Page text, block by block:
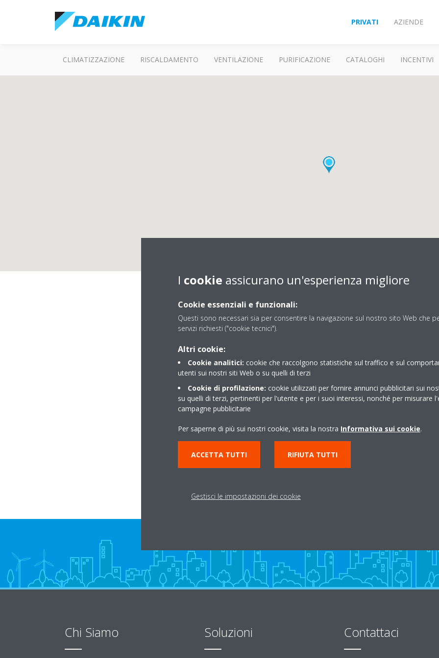
PRIVATI AZIENDE
CLIMATIZZAZIONE RISCALDAMENTO VENTILAZIONE PURIFICAZIONE CATALOGHI INCENTIVI
CLIMANET SMART CLIMA
via Pietro Orseolo 12 12
20144 Milano
Chi Siamo Soluzioni Contattaci
I cookie assicurano un'esperienza migliore
Cookie essenziali e funzionali:
Questi sono necessari sia per consentire la navigazione sul nostro sito Web che
servizi richiesti ("cookie tecnici").
Altri cookie:
Cookie analitici: cookie che raccolgono statistiche sul traffico e sul
utenti sui nostri siti Web o su quelli di terzi
Cookie di profilazione: cookie utilizzati per fornire annunci pubblicitari sui
su quelli di terzi, pertinenti per l'utente e per i suoi interessi, nonché per misurare
campagne pubblicitarie
Per saperne di più sui nostri cookie, visita la nostra Informativa sui cookie.
ACCETTA TUTTI RIFIUTA TUTTI
Gestisci le impostazioni dei cookie